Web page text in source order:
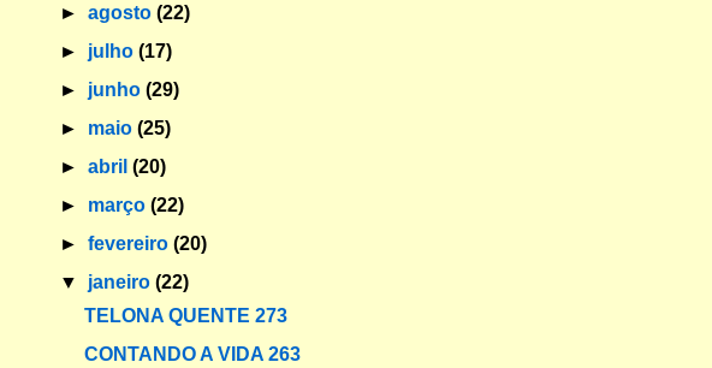
►agosto(22)
► julho(17)
► junho(29)
► maio(25)
►abril(20)
► março(22)
►fevereiro(20)
▼ janeiro(22)
TELONA QUENTE 273
CONTANDO A VIDA 263